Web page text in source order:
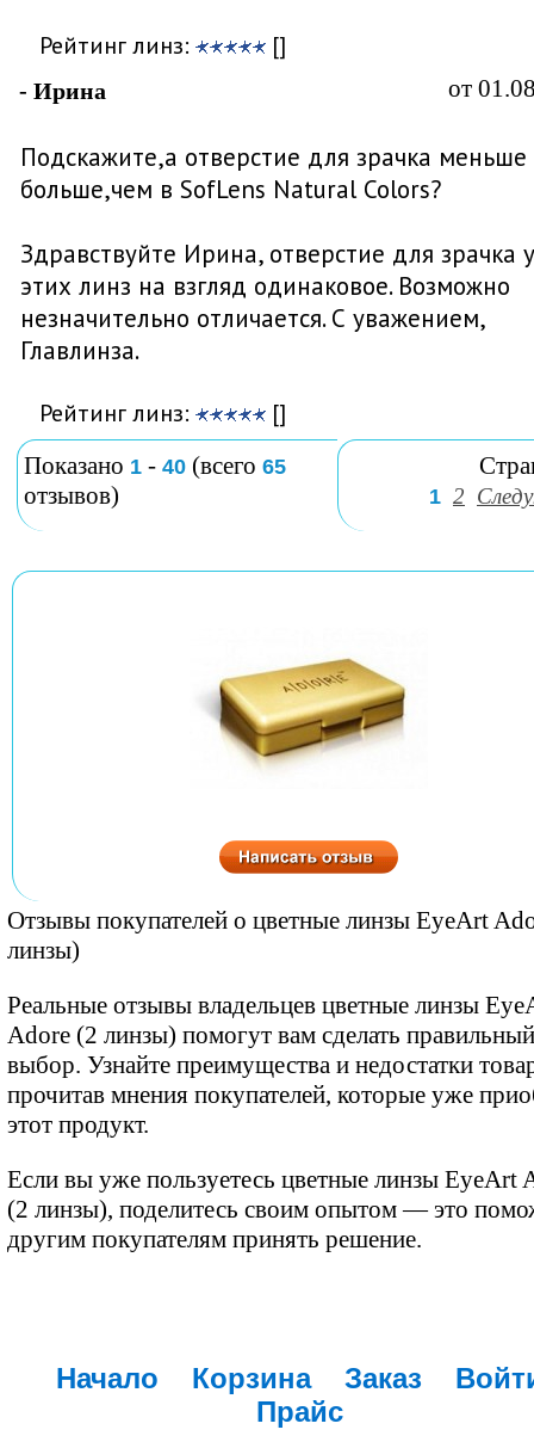
Рейтинг линз: []
- Ирина от
Подскажите,а отверстие для зрачка
больше,чем в SofLens Natural Colors?
Здравствуйте Ирина, отверстие для зрачка у
этих линз на взгляд одинаковое. Возможно
незначительно отличается. С уважением,
Главлинза.
Рейтинг линз: []
Показано 1 - 40 (всего 65
отзывов) 1 2
Отзывы покупателей о цветные линзы EyeArt
линзы)
Реальные отзывы владельцев цветные линзы
Adore (2 линзы) помогут вам сделать правильный
выбор. Узнайте преимущества и недостатки
прочитав мнения покупателей, которые уже
этот продукт.
Если вы уже пользуетесь цветные линзы EyeArt
(2 линзы), поделитесь своим опытом — это
другим покупателям принять решение.
Начало Корзина Заказ
Прайс